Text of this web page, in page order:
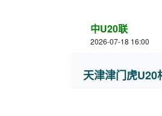
中U20联
2026-07-18 16:00
天津津门虎U20